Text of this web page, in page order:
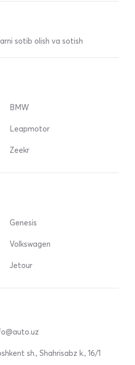
sotib olish va sotish
BMW
Leapmotor
Zeekr
Genesis
Volkswagen
Jetour
sh., Shahrisabz k., 16/1